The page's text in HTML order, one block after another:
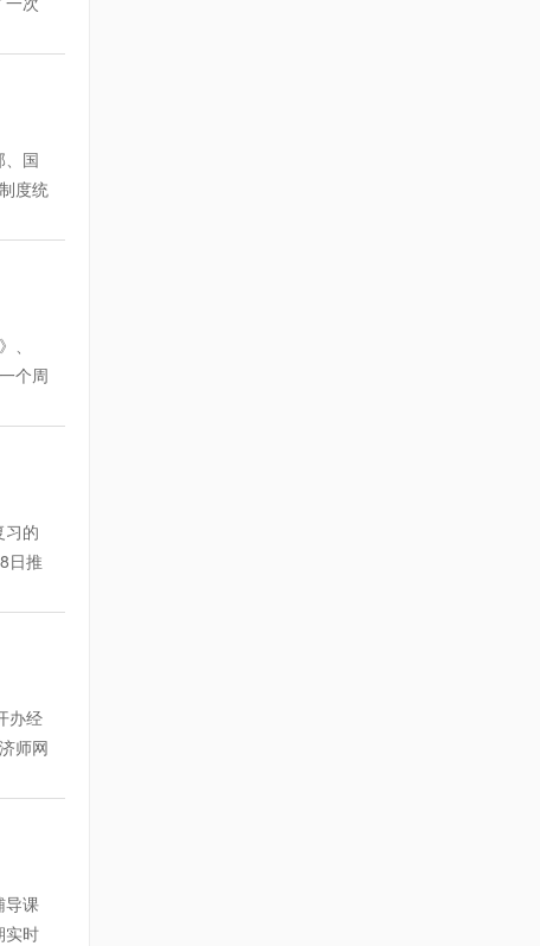
明
精
时：
拟
版
试
。
汇、
保持
。
，概
天
座：
理
学习
点
课
、
售
，选
课
容：
材
学
报一
生 售
，选
资
法
目为
规定
关的
的计
税
务与
根据
基
) ，
程
容：
与
：听
考试
标点
义
。
路1
网页
、国
度统
理
，首
科
职业
的科
行详
科
，学
网
分
员对
己实
以将
频
遇
9折
系
个周
范
过率
类
在线
采用
模拟
以上
，学
。
照答
以将
框
精讲
三
号人
方
的
日推
年
推出
的相
设
专家
先
办经
师网
通过
考
员
参加
课
实时